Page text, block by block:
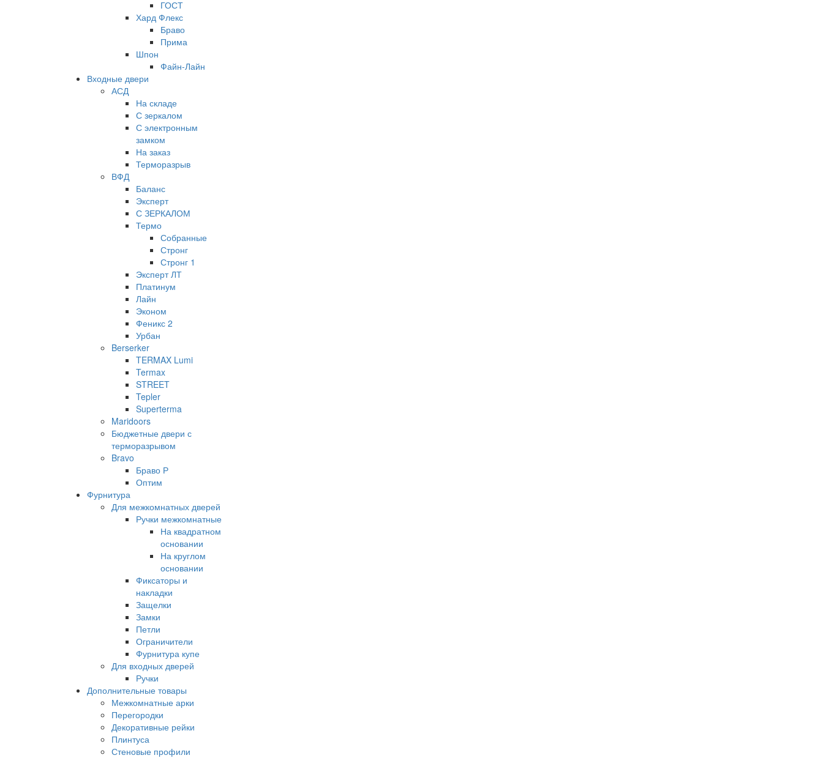
ГОСТ
Хард Флекс
Браво
Прима
Шпон
Файн-Лайн
Входные двери
АСД
На складе
С зеркалом
С электронным
замком
На заказ
Терморазрыв
ВФД
Баланс
Эксперт
С ЗЕРКАЛОМ
Термо
Собранные
Стронг
Стронг 1
Эксперт ЛТ
Платинум
Лайн
Эконом
Феникс 2
Урбан
Berserker
TERMAX Lumi
Termax
STREET
Tepler
Superterma
Maridoors
Бюджетные двери с
терморазрывом
Bravo
Браво Р
Оптим
Фурнитура
Для межкомнатных дверей
Ручки межкомнатные
На квадратном
основании
На круглом
основании
Фиксаторы и
накладки
Защелки
Замки
Петли
Ограничители
Фурнитура купе
Для входных дверей
Ручки
Дополнительные товары
Межкомнатные арки
Перегородки
Декоративные рейки
Плинтуса
Стеновые профили